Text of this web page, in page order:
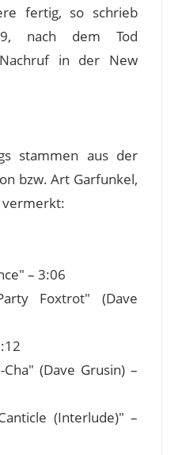
fertig, so schrieb
nach dem Tod
in der New
stammen aus der
bzw. Art Garfunkel,
vermerkt:
– 3:06
Foxtrot" (Dave
Cha" (Dave Grusin) –
(Interlude)" –